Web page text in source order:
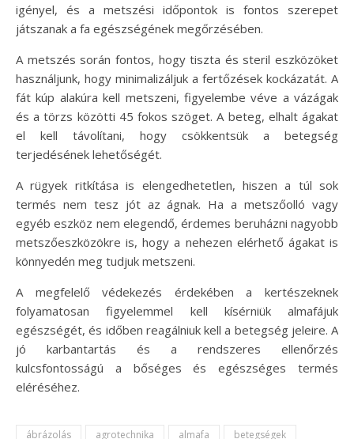
igényel, és a metszési időpontok is fontos szerepet
játszanak a fa egészségének megőrzésében.
A metszés során fontos, hogy tiszta és steril eszközöket
használjunk, hogy minimalizáljuk a fertőzések kockázatát. A
fát kúp alakúra kell metszeni, figyelembe véve a vázágak
és a törzs közötti 45 fokos szöget. A beteg, elhalt ágakat
el kell távolítani, hogy csökkentsük a betegség
terjedésének lehetőségét.
A rügyek ritkítása is elengedhetetlen, hiszen a túl sok
termés nem tesz jót az ágnak. Ha a metszőolló vagy
egyéb eszköz nem elegendő, érdemes beruházni nagyobb
metszőeszközökre is, hogy a nehezen elérhető ágakat is
könnyedén meg tudjuk metszeni.
A megfelelő védekezés érdekében a kertészeknek
folyamatosan figyelemmel kell kísérniük almafájuk
egészségét, és időben reagálniuk kell a betegség jeleire. A
jó karbantartás és a rendszeres ellenőrzés
kulcsfontosságú a bőséges és egészséges termés
eléréséhez.
ábrázolás agrotechnika almafa betegségek